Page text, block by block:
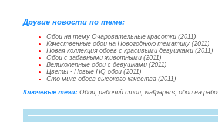
Другие новости по теме:
Обои на тему Очаровательные красотки (2011)
Качественные обои на Новогоднюю тематику (2011)
Новая коллекция обоев с красивыми девушками (2011)
Обои с забавными животными (2011)
Великолепные обои с девушками (2011)
Цветы - Новые HQ обои (2011)
Сто микс обоев высокого качества (2011)
Ключевые теги: Обои рабочий стол wallpapers обои на